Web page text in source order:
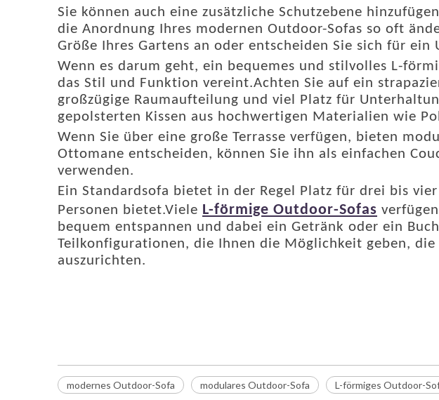
Sie können auch eine zusätzliche Schutzebene
die Anordnung Ihres modernen Outdoor-Sofas so oft
Größe Ihres Gartens an oder entscheiden Sie sich für
Wenn es darum geht, ein bequemes und stilvolles L-
das Stil und Funktion vereint.Achten Sie auf ein
großzügige Raumaufteilung und viel Platz für
gepolsterten Kissen aus hochwertigen Materialien wie
Wenn Sie über eine große Terrasse verfügen, bieten
Ottomane entscheiden, können Sie ihn als einfachen
verwenden.
Ein Standardsofa bietet in der Regel Platz für drei bis
Personen bietet.Viele L-förmige Outdoor-Sofas
bequem entspannen und dabei ein Getränk oder ein
Teilkonfigurationen, die Ihnen die Möglichkeit geben,
auszurichten.
modernes Outdoor-Sofa modulares Outdoor-Sofa L-förmiges Outdoor-